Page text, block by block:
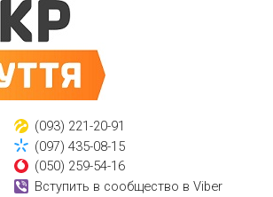
(093) 221-20-91
(097) 435-08-15
(050) 259-54-16
Вступить в сообщество в Viber